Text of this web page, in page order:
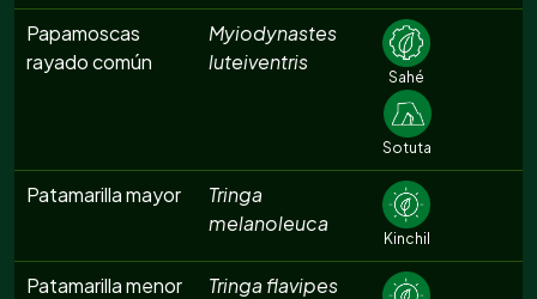
Papamoscas
rayado común
Myiodynastes
luteiventris
Sahé
Sotuta
Patamarilla mayor
Tringa
melanoleuca
Kinchil
Patamarilla menor Tringa flavipes